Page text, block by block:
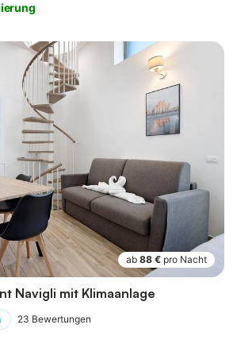
ab 88 € pro Nacht
Navigli mit Klimaanlage
23 Bewertungen